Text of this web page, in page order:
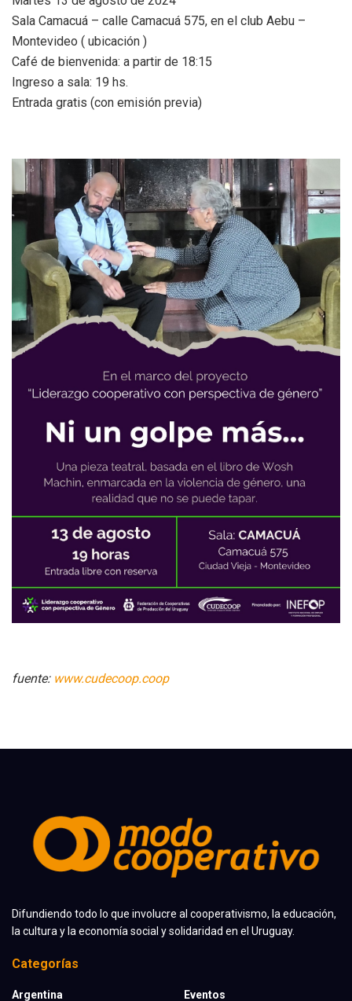
Sala Camacuá – calle Camacuá 575, en el club Aebu –
Montevideo ( ubicación )
Café de bienvenida: a partir de 18:15
Ingreso a sala: 19 hs.
Entrada gratis (con emisión previa)
fuente: www.cudecoop.coop
Difundiendo todo lo que involucre al cooperativismo, la educación,
la cultura y la economía social y solidaridad en el Uruguay.
Categorías
Argentina
Eventos